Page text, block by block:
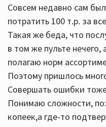
Совсем недавно сам
потратить 100 т.р. за
Такая же беда, что
в том же пульте
полагаю норм
Поэтому пришлось
Совершать ошибки
Понимаю сложности,
копеек,а где-то